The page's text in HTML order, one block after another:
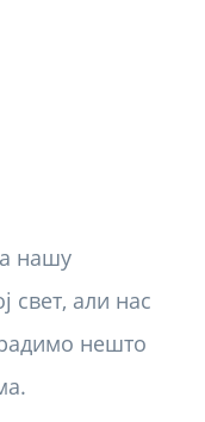
нашу
свет, али нас
нешто